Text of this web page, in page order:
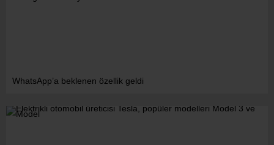
WhatsApp’a beklenen özellik geldi